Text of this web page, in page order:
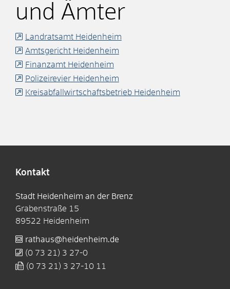
und Ämter
Landratsamt Heidenheim
Amtsgericht Heidenheim
Finanzamt Heidenheim
Polizeirevier Heidenheim
Kreisabfallwirtschaftsbetrieb Heidenheim
Kontakt
Stadt Heidenheim an der Brenz
Grabenstraße 15
89522 Heidenheim
rathaus@heidenheim.de
(0 73 21) 3 27-0
(0 73 21) 3 27-10 11